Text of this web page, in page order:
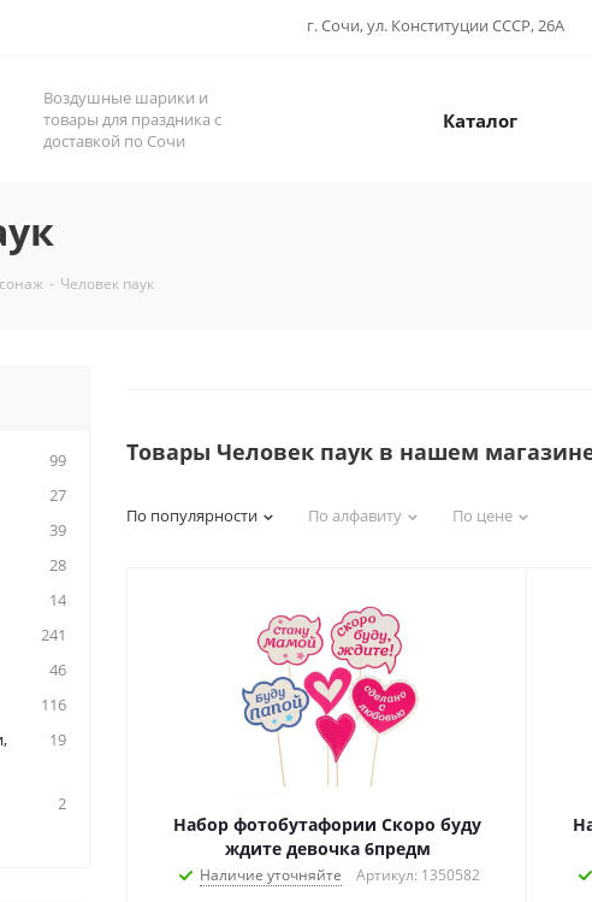
г. Сочи, ул. Конституции СССР, 26А
Воздушные шарики и
товары для праздника с
доставкой по Сочи
Каталог
- Человек паук
Товары Человек паук в нашем
По популярности По алфавиту По цене
Набор фотобутафории Скоро буду
ждите девочка 6предм
Наличие уточняйте Артикул: 1350582
99
27
39
28
14
241
46
116
19
2